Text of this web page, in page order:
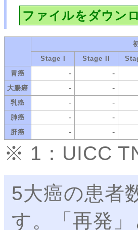
ファイルをダウン
Stage I
Stage II
胃癌
- -
大腸癌 - -
乳癌 - -
肺癌 - -
肝癌 - -
※ 1：UICC
5大癌の患者
す。「再発